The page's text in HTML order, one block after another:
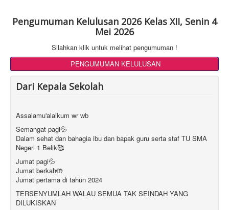
Pengumuman Kelulusan 2026 Kelas XII, Senin 4
Mei 2026
Silahkan klik untuk melihat pengumuman !
PENGUMUMAN KELULUSAN
Dari Kepala Sekolah
Assalamu'alaikum wr wb
Semangat pagi💦
Dalam sehat dan bahagia ibu dan bapak guru serta staf TU SMA
Negeri 1 Belik🥰
Jumat pagi💦
Jumat berkah🤲
Jumat pertama di tahun 2024
TERSENYUMLAH WALAU SEMUA TAK SEINDAH YANG
DILUKISKAN